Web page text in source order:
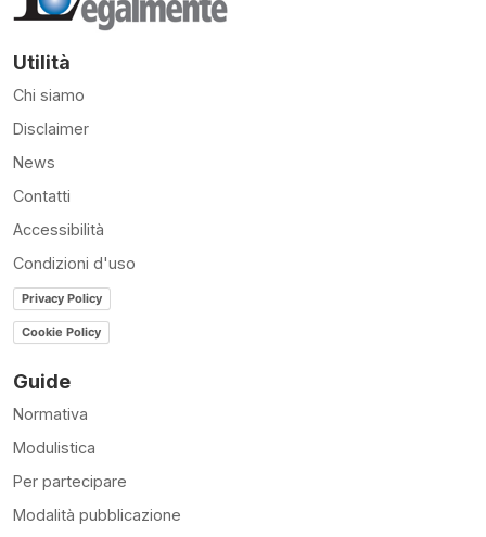
Utilità
Chi siamo
Disclaimer
News
Contatti
Accessibilità
Condizioni d'uso
Privacy Policy
Cookie Policy
Guide
Normativa
Modulistica
Per partecipare
Modalità pubblicazione